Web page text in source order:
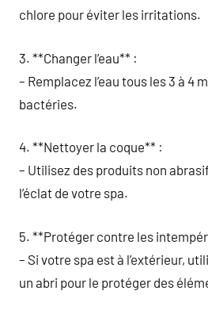
chlore pour éviter les irritations.
3. **Changer l’eau** :
– Remplacez l’eau tous les 3 à 4
bactéries.
4. **Nettoyer la coque** :
– Utilisez des produits non
l’éclat de votre spa.
5. **Protéger contre les
– Si votre spa est à l’extérieur,
un abri pour le protéger des